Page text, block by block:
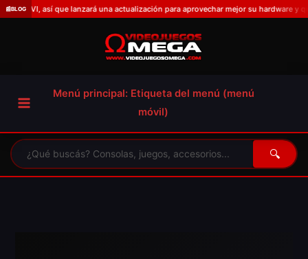
Omitir
📰BLOGque lanzará una actualización para aprovechar mejor su hardware y que el
Menú principal: Etiqueta del menú (menú
móvil)
🔍